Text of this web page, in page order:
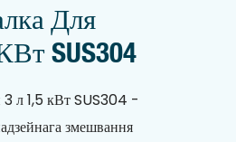
Для
SUS304
3 л 1,5 кВт SUS304 -
змешвання